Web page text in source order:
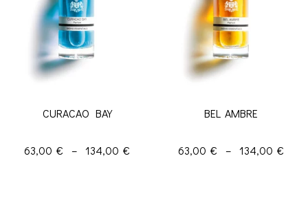
CURACAO BAY
63,00 € – 134,00 €
BEL AMBRE
63,00 € – 134,00 €